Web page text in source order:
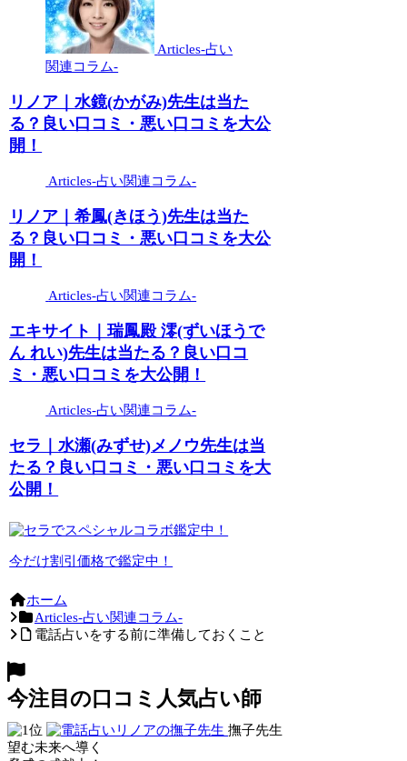
Articles-占い
関連コラム-
リノア｜水鏡(かがみ)先生は当た
る？良い口コミ・悪い口コミを大公
開！
Articles-占い関連コラム-
リノア｜希鳳(きほう)先生は当た
る？良い口コミ・悪い口コミを大公
開！
Articles-占い関連コラム-
エキサイト｜瑞鳳殿 澪(ずいほうで
ん れい)先生は当たる？良い口コ
ミ・悪い口コミを大公開！
Articles-占い関連コラム-
セラ｜水瀬(みずせ)メノウ先生は当
たる？良い口コミ・悪い口コミを大
公開！
今だけ割引価格で鑑定中！
ホーム
Articles-占い関連コラム-
電話占いをする前に準備しておくこと
今注目の口コミ人気占い師
撫子先生
望む未来へ導く